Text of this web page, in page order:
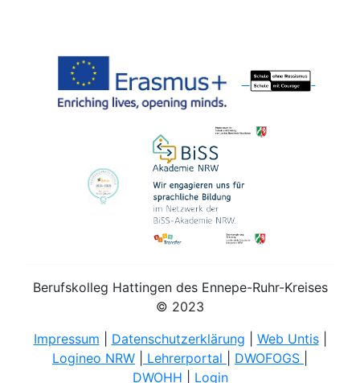
Berufskolleg Hattingen des Ennepe-Ruhr-Kreises
© 2023
Impressum
Datenschutzerklärung Web Untis|
Logineo NRW
Lehrerportal DWOFOGS
DWOHH
Login